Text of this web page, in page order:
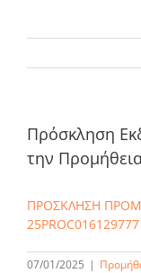
Πρόσκληση
την
ΠΡΟΣΚΛΗΣΗ
07/01/2025 |